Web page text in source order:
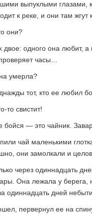
выпуклыми глазами,
к реке, и они там жгут
они?
одного она любит, а
часы…
умерла?
тот, кто ее любил
то свистит!
— это чайник.
чай маленькими
они замолкали и
через одиннадцать
Она лежала у берега,
одиннадцать дней
первернул ее на